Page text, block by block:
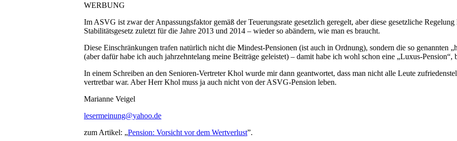
WERBUNG
Im ASVG ist zwar der Anpassungsfaktor gemäß der Teuerungsrate gesetzlich geregelt, aber diese gesetzliche
Stabilitätsgesetz zuletzt für die Jahre 2013 und 2014 – wieder so abändern, wie man es braucht.
Diese Einschränkungen trafen natürlich nicht die Mindest-Pensionen (ist auch in Ordnung), sondern die so genannten
(aber dafür habe ich auch jahrzehntelang meine Beiträge geleistet) – damit habe ich wohl schon eine „Luxus-Pension“,
In einem Schreiben an den Senioren-Vertreter Khol wurde mir dann geantwortet, dass man nicht alle Leute
vertretbar war. Aber Herr Khol muss ja auch nicht von der ASVG-Pension leben.
Marianne Veigel
lesermeinung@yahoo.de
zum Artikel: „Pension: Vorsicht vor dem Wertverlust”.